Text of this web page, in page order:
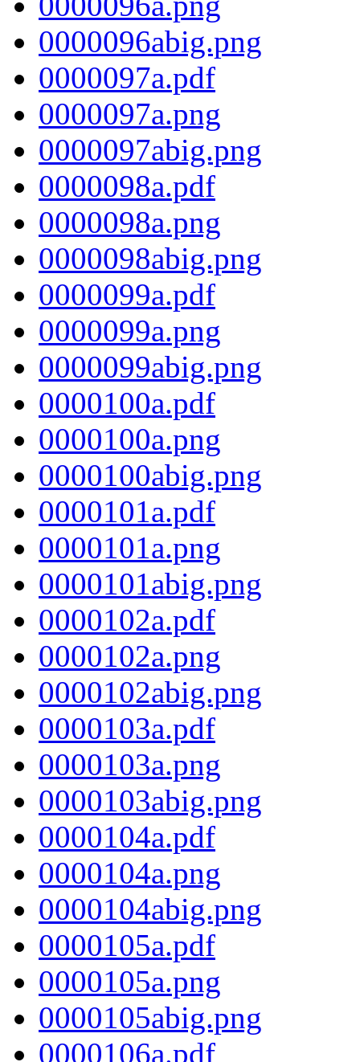
0000096abig.png
0000097a.pdf
0000097a.png
0000097abig.png
0000098a.pdf
0000098a.png
0000098abig.png
0000099a.pdf
0000099a.png
0000099abig.png
0000100a.pdf
0000100a.png
0000100abig.png
0000101a.pdf
0000101a.png
0000101abig.png
0000102a.pdf
0000102a.png
0000102abig.png
0000103a.pdf
0000103a.png
0000103abig.png
0000104a.pdf
0000104a.png
0000104abig.png
0000105a.pdf
0000105a.png
0000105abig.png
0000106a.pdf